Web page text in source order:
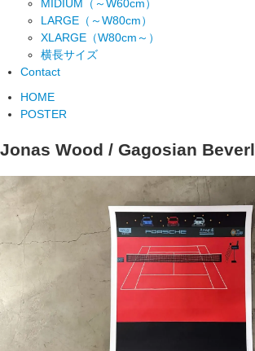
MIDIUM（～W60cm）
LARGE（～W80cm）
XLARGE（W80cm～）
横長サイズ
Contact
HOME
POSTER
Jonas Wood / Gagosian